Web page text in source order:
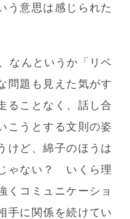
う意思は感じられた
なんというか「リベ
問題も見えた気がす
ることなく、話し合
こうとする文則の姿
けど、綿子のほうは
ゃない？ いくら理
くコミュニケーショ
手に関係を続けてい